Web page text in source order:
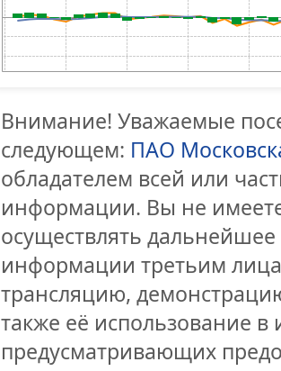
Внимание! Уважаемые
следующем: ПАО
обладателем всей или
информации. Вы не
осуществлять
информации третьим
трансляцию,
также её использование
предусматривающих